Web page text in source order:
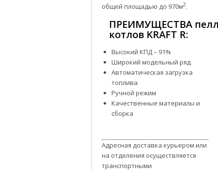
общей площадью до 970м2.
ПРЕИМУЩЕСТВА
котлов KRAFT R:
Высокий КПД – 91%
Широкий модельный ряд
Автоматическая загрузка
топлива
Ручной режим
Качественные материалы и
сборка
Адресная доставка курьером или
на отделения осуществляется
транспортными